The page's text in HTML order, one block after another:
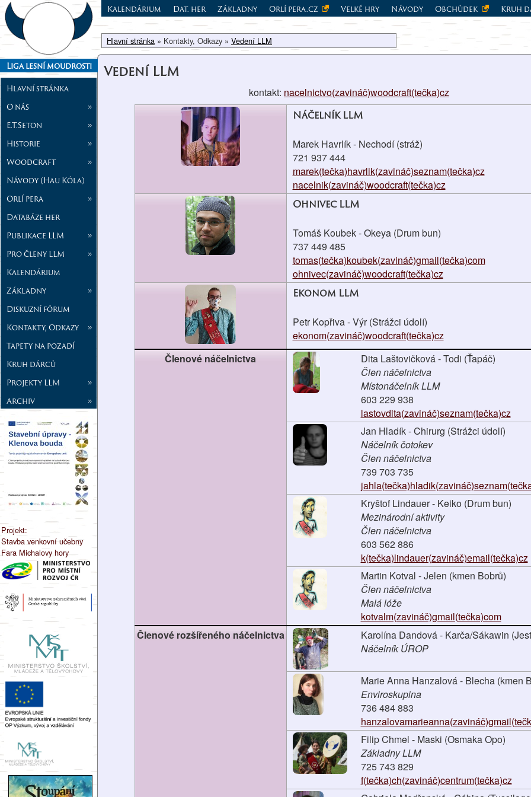
Liga lesní moudrosti
Hlavní stránka
O nás
»
E.T.Seton
»
Historie
»
Woodcraft
»
Návody (Hau Kóla)
Orlí pera
»
Databáze her
Publikace LLM
»
Pro členy LLM
»
Kalendárium
Základny
»
Diskuzní fórum
Kontakty, Odkazy
»
Tapety na pozadí
Kruh dárců
Projekty LLM
»
Archiv
»
Projekt:
Stavba venkovní učebny
Fara Michalovy hory
Kalendárium Dat. her Základny Orlí pera.cz Velké hry Návody Obchůdek Kruh
Hlavní stránka » Kontakty, Odkazy » Vedení LLM
Vedení LLM
kontakt: nacelnictvo(zavináč)woodcraft(tečka)cz
Náčelník LLM
Marek Havrlík - Nechodí (stráž)
721 937 444
marek(tečka)havrlik(zavináč)seznam(tečka)cz
nacelnik(zavináč)woodcraft(tečka)cz
Ohnivec LLM
Tomáš Koubek - Okeya (Drum bun)
737 449 485
tomas(tečka)koubek(zavináč)gmail(tečka)com
ohnivec(zavináč)woodcraft(tečka)cz
Ekonom LLM
Petr Kopřiva - Výr (Strážci údolí)
ekonom(zavináč)woodcraft(tečka)cz
Členové náčelnictva
Dita Laštovičková - Todi (Ťapáč)
Člen náčelnictva
Místonáčelník LLM
603 229 938
lastovdita(zavináč)seznam(tečka)cz
Jan Hladík - Chirurg (Strážci údolí)
Náčelník čotokev
Člen náčelnictva
739 703 735
Kryštof Lindauer - Keiko (Drum bun)
Mezinárodní aktivity
Člen náčelnictva
603 562 886
k(tečka)lindauer(zavináč)email(tečka)cz
Martin Kotval - Jelen (kmen Bobrů)
Člen náčelnictva
Malá lóže
kotvalm(zavináč)gmail(tečka)com
Členové rozšířeného náčelnictva
Karolína Dandová - Karča/Sákawin
Náčelník ÚROP
Marie Anna Hanzalová - Blecha (kmen
Enviroskupina
736 484 883
Filip Chmel - Maski (Osmaka Opo)
Základny LLM
725 743 829
f(tečka)ch(zavináč)centrum(tečka)cz